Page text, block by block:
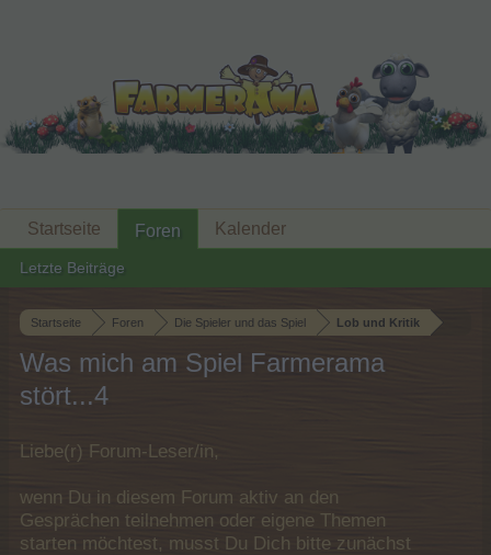
Startseite Foren Die Spieler und das Spiel Lob und Kritik
Was mich am Spiel Farmerama
stört...4
Liebe(r) Forum-Leser/in,
wenn Du in diesem Forum aktiv an den
Gesprächen teilnehmen oder eigene Themen
starten möchtest, musst Du Dich bitte zunächst
Startseite Foren
Letzte Beiträge
Kalender